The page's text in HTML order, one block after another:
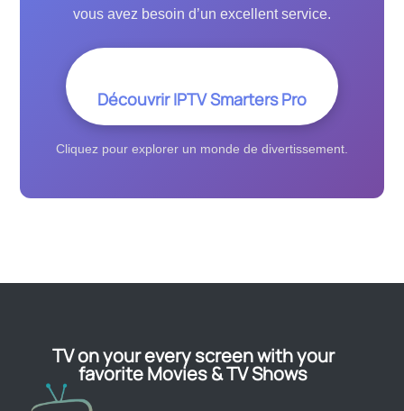
vous avez besoin d’un excellent service.
Découvrir IPTV Smarters Pro
Cliquez pour explorer un monde de divertissement.
TV on your every screen with your
favorite Movies & TV Shows